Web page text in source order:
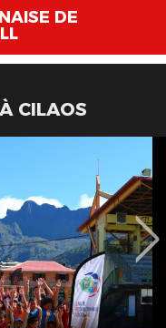
DE
CILAOS